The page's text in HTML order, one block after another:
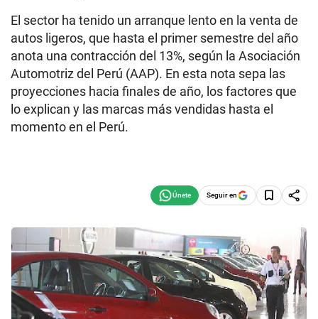
El sector ha tenido un arranque lento en la venta de
autos ligeros, que hasta el primer semestre del año
anota una contracción del 13%, según la Asociación
Automotriz del Perú (AAP). En esta nota sepa las
proyecciones hacia finales de año, los factores que
lo explican y las marcas más vendidas hasta el
momento en el Perú.
Seguir en